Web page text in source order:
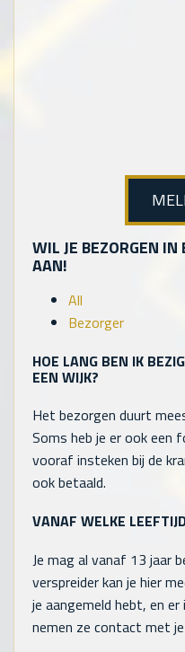
WIL JE BEZORGEN IN
AAN!
All
Bezorger
HOE LANG BEN IK
EEN WIJK?
Het bezorgen duurt
Soms heb je er ook een
vooraf insteken bij de
ook betaald.
VANAF WELKE
Je mag al vanaf 13 jaar
verspreider kan je hier
je aangemeld hebt, en
nemen ze contact met